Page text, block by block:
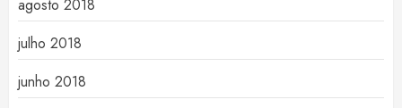
agosto 2018
julho 2018
junho 2018